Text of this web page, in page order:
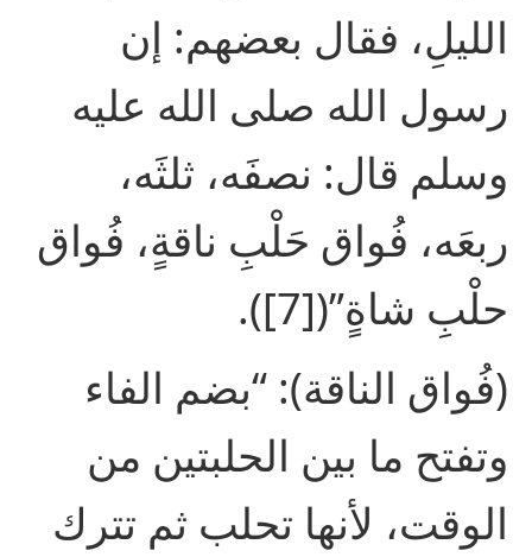
الليلِ، فقال بعضهم: إن
رسول الله صلى الله عليه
وسلم قال: نصفَه، ثلثَه،
ربعَه، فُواق حَلْبِ ناقةٍ، فُواق
حلْبِ شاةٍ”([7]).
(فُواق الناقة): “بضم الفاء
وتفتح ما بين الحلبتين من
الوقت، لأنها تحلب ثم تترك